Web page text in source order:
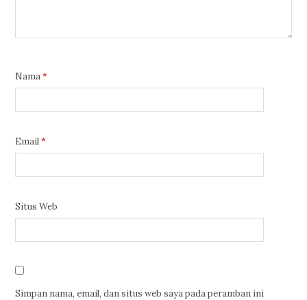
Nama*
Email*
Situs Web
Simpan nama, email, dan situs web saya pada peramban ini